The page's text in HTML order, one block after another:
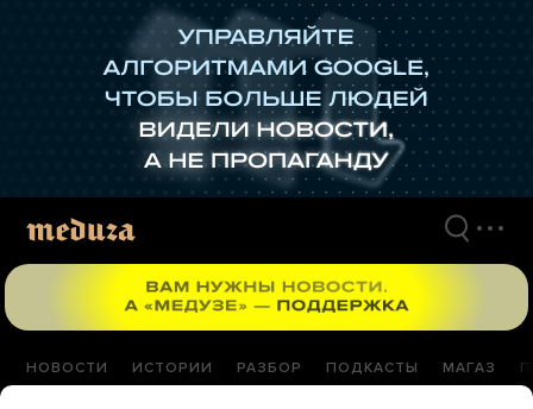
НОВОСТИ ИСТОРИИ РАЗБОР ПОДКАСТЫ МАГАЗ